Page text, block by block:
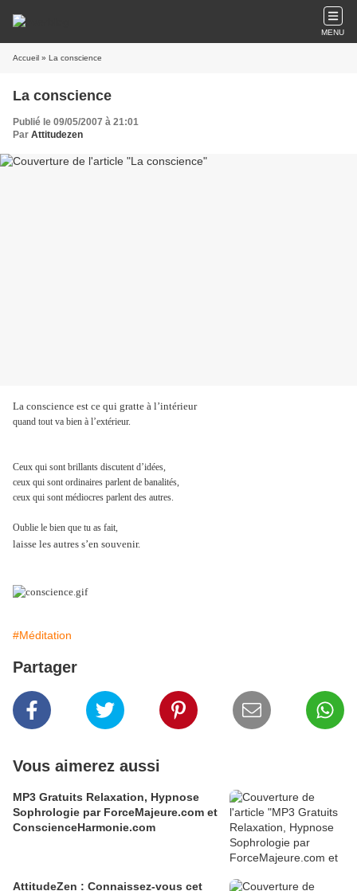
MENU
Accueil » La conscience
La conscience
Publié le 09/05/2007 à 21:01
Par Attitudezen
La conscience est ce qui gratte à l’intérieur
quand tout va bien à l’extérieur.
Ceux qui sont brillants discutent d’idées,
ceux qui sont ordinaires parlent de banalités,
ceux qui sont médiocres parlent des autres.
Oublie le bien que tu as fait,
laisse les autres s’en souvenir.
#Méditation
Partager
Vous aimerez aussi
MP3 Gratuits Relaxation, Hypnose
Sophrologie par ForceMajeure.com et
ConscienceHarmonie.com
AttitudeZen : Connaissez-vous cet